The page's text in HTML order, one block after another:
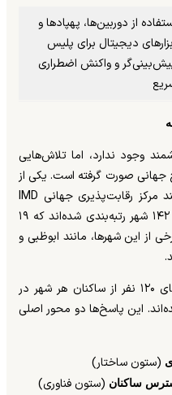
از دوربین‌ها، پهپادها و
دیجیتال برای پلیس
و واکنش اضطراری
وجود ندارد، اما تلاش‌هایی
جهانی صورت گرفته است. یکی از
این تلاش‌ها، شاخص شهرهای هوشمند مرکز رقابت‌پذیری جهانی IMD
است. در گزارش سال ۲۰۲۴ این مرکز، ۱۴۲ شهر رتبه‌بندی شده‌اند که ۱۹
از این شهرها، مانند ابوظبی و
رتبه‌بندی‌ها بر اساس میانگین پاسخ‌های ۱۲۰ نفر از ساکنان هر شهر در
و ۲۰۲۴ انجام شده‌اند. این پاسخ‌ها دو محور اصلی
(ستون ساختار)
ساکنان (ستون فناوری)